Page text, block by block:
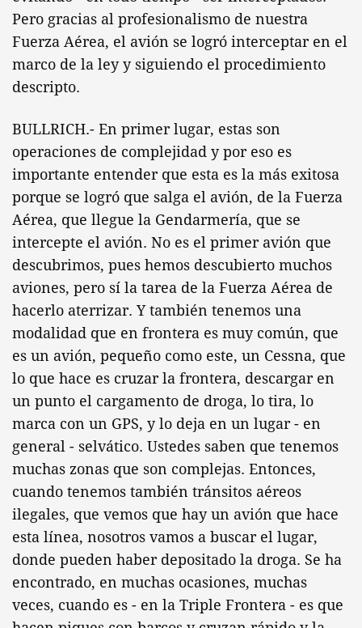
Pero gracias al profesionalismo de nuestra
Fuerza Aérea, el avión se logró interceptar en el
marco de la ley y siguiendo el procedimiento
descripto.
BULLRICH.- En primer lugar, estas son
operaciones de complejidad y por eso es
importante entender que esta es la más exitosa
porque se logró que salga el avión, de la Fuerza
Aérea, que llegue la Gendarmería, que se
intercepte el avión. No es el primer avión que
descubrimos, pues hemos descubierto muchos
aviones, pero sí la tarea de la Fuerza Aérea de
hacerlo aterrizar. Y también tenemos una
modalidad que en frontera es muy común, que
es un avión, pequeño como este, un Cessna, que
lo que hace es cruzar la frontera, descargar en
un punto el cargamento de droga, lo tira, lo
marca con un GPS, y lo deja en un lugar - en
general - selvático. Ustedes saben que tenemos
muchas zonas que son complejas. Entonces,
cuando tenemos también tránsitos aéreos
ilegales, que vemos que hay un avión que hace
esta línea, nosotros vamos a buscar el lugar,
donde pueden haber depositado la droga. Se ha
encontrado, en muchas ocasiones, muchas
veces, cuando es - en la Triple Frontera - es que